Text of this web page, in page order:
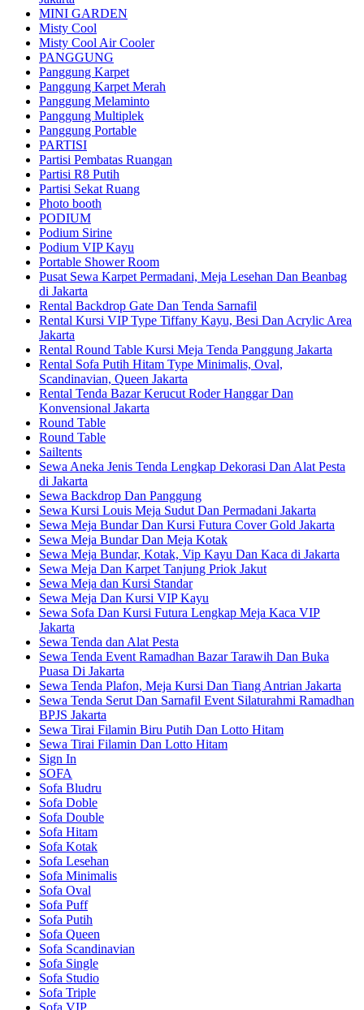
MINI GARDEN
Misty Cool
Misty Cool Air Cooler
PANGGUNG
Panggung Karpet
Panggung Karpet Merah
Panggung Melaminto
Panggung Multiplek
Panggung Portable
PARTISI
Partisi Pembatas Ruangan
Partisi R8 Putih
Partisi Sekat Ruang
Photo booth
PODIUM
Podium Sirine
Podium VIP Kayu
Portable Shower Room
Pusat Sewa Karpet Permadani, Meja Lesehan Dan Beanbag
di Jakarta
Rental Backdrop Gate Dan Tenda Sarnafil
Rental Kursi VIP Type Tiffany Kayu, Besi Dan Acrylic Area
Jakarta
Rental Round Table Kursi Meja Tenda Panggung Jakarta
Rental Sofa Putih Hitam Type Minimalis, Oval,
Scandinavian, Queen Jakarta
Rental Tenda Bazar Kerucut Roder Hanggar Dan
Konvensional Jakarta
Round Table
Round Table
Sailtents
Sewa Aneka Jenis Tenda Lengkap Dekorasi Dan Alat Pesta
di Jakarta
Sewa Backdrop Dan Panggung
Sewa Kursi Louis Meja Sudut Dan Permadani Jakarta
Sewa Meja Bundar Dan Kursi Futura Cover Gold Jakarta
Sewa Meja Bundar Dan Meja Kotak
Sewa Meja Bundar, Kotak, Vip Kayu Dan Kaca di Jakarta
Sewa Meja Dan Karpet Tanjung Priok Jakut
Sewa Meja dan Kursi Standar
Sewa Meja Dan Kursi VIP Kayu
Sewa Sofa Dan Kursi Futura Lengkap Meja Kaca VIP
Jakarta
Sewa Tenda dan Alat Pesta
Sewa Tenda Event Ramadhan Bazar Tarawih Dan Buka
Puasa Di Jakarta
Sewa Tenda Plafon, Meja Kursi Dan Tiang Antrian Jakarta
Sewa Tenda Serut Dan Sarnafil Event Silaturahmi Ramadhan
BPJS Jakarta
Sewa Tirai Filamin Biru Putih Dan Lotto Hitam
Sewa Tirai Filamin Dan Lotto Hitam
Sign In
SOFA
Sofa Bludru
Sofa Doble
Sofa Double
Sofa Hitam
Sofa Kotak
Sofa Lesehan
Sofa Minimalis
Sofa Oval
Sofa Puff
Sofa Putih
Sofa Queen
Sofa Scandinavian
Sofa Single
Sofa Studio
Sofa Triple
Sofa VIP